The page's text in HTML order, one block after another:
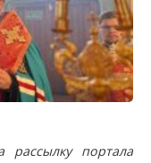
рассылку портала